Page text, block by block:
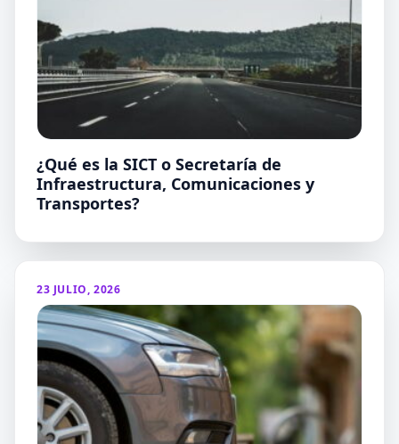
¿Qué es la SICT o Secretaría de
Infraestructura, Comunicaciones y
Transportes?
23 JULIO, 2026